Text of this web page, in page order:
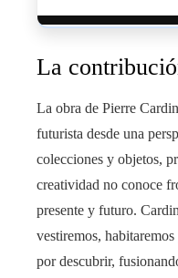
La
La obra de Pierre
futurista desde una
colecciones y objetos,
creatividad no conoce
presente y futuro.
vestiremos,
por descubrir,